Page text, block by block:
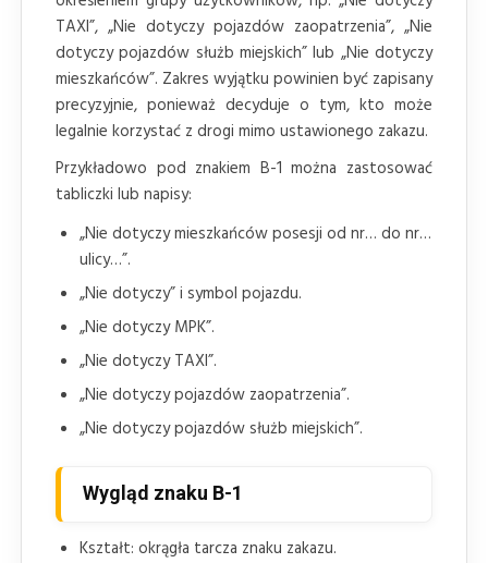
TAXI”, „Nie dotyczy pojazdów zaopatrzenia”, „Nie
dotyczy pojazdów służb miejskich” lub „Nie dotyczy
mieszkańców”. Zakres wyjątku powinien być zapisany
precyzyjnie, ponieważ decyduje o tym, kto może
legalnie korzystać z drogi mimo ustawionego zakazu.
Przykładowo pod znakiem B-1 można zastosować
tabliczki lub napisy:
„Nie dotyczy mieszkańców posesji od nr… do nr…
ulicy…”.
„Nie dotyczy” i symbol pojazdu.
„Nie dotyczy MPK”.
„Nie dotyczy TAXI”.
„Nie dotyczy pojazdów zaopatrzenia”.
„Nie dotyczy pojazdów służb miejskich”.
Wygląd znaku B-1
Kształt: okrągła tarcza znaku zakazu.